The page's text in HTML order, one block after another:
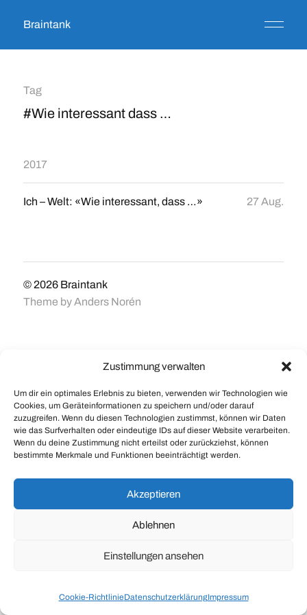
Zustimmung verwalten
Um dir ein optimales Erlebnis zu bieten, verwenden wir Technologien wie
Cookies, um Geräteinformationen zu speichern und/oder darauf
zuzugreifen. Wenn du diesen Technologien zustimmst, können wir Daten
wie das Surfverhalten oder eindeutige IDs auf dieser Website verarbeiten.
Wenn du deine Zustimmung nicht erteilst oder zurückziehst, können
bestimmte Merkmale und Funktionen beeinträchtigt werden.
Akzeptieren
Ablehnen
Einstellungen ansehen
Cookie-RichtlinieDatenschutzerklärungImpressum
Braintank
Tag
#Wie interessant dass …
2017
Ich – Welt: «Wie interessant, dass …» 27 Aug.
© 2026 Braintank
Theme byAnders Norén